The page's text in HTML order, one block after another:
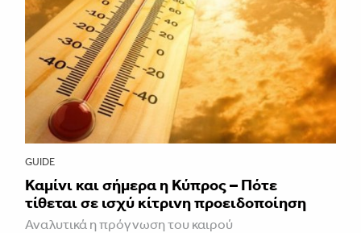
GUIDE
Καμίνι και σήμερα η Κύπρος – Πότε
τίθεται σε ισχύ κίτρινη προειδοποίηση
Αναλυτικά η πρόγνωση του καιρού